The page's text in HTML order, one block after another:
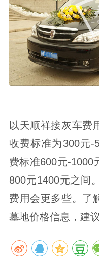
以天顺祥接灰车费
收费标准为300元-
费标准600元-1000
800元1400元之间
费用会更多些。了
墓地价格信息，建